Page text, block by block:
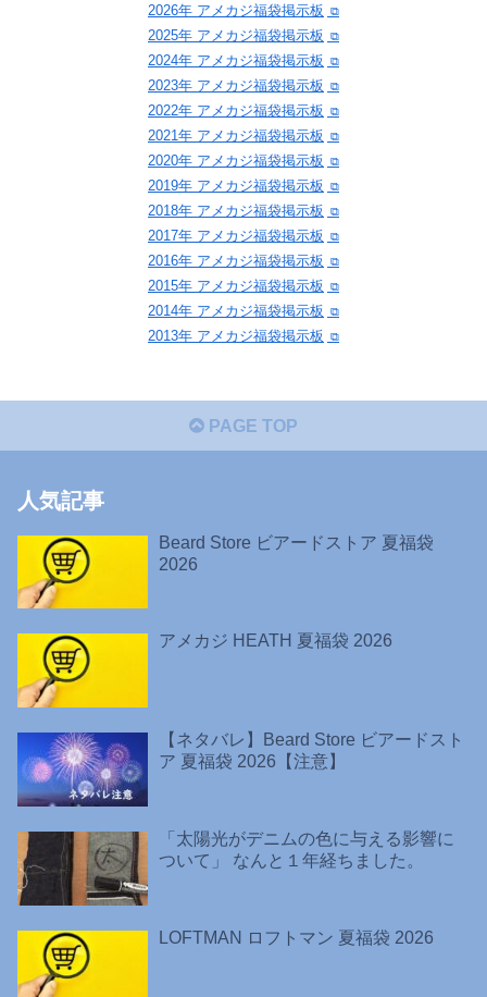
2026年 アメカジ福袋掲示板
2025年 アメカジ福袋掲示板
2024年 アメカジ福袋掲示板
2023年 アメカジ福袋掲示板
2022年 アメカジ福袋掲示板
2021年 アメカジ福袋掲示板
2020年 アメカジ福袋掲示板
2019年 アメカジ福袋掲示板
2018年 アメカジ福袋掲示板
2017年 アメカジ福袋掲示板
2016年 アメカジ福袋掲示板
2015年 アメカジ福袋掲示板
2014年 アメカジ福袋掲示板
2013年 アメカジ福袋掲示板
PAGE TOP
人気記事
Beard Store ビアードストア 夏福袋
2026
アメカジ HEATH 夏福袋 2026
【ネタバレ】Beard Store ビアードスト
ア 夏福袋 2026【注意】
「太陽光がデニムの色に与える影響に
ついて」 なんと１年経ちました。
LOFTMAN ロフトマン 夏福袋 2026